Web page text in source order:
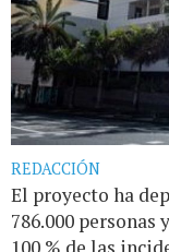
REDACCIÓN
El proyecto ha
786.000 personas
100 % de las